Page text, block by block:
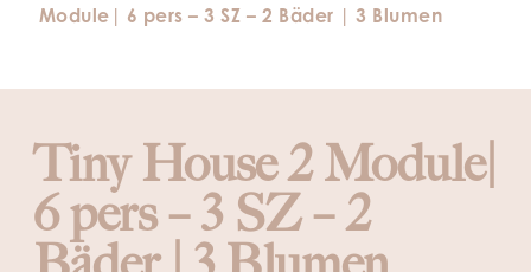
Module| 6 pers – 3 SZ – 2 Bäder | 3 Blumen
Tiny House 2 Module|
6 pers – 3 SZ – 2